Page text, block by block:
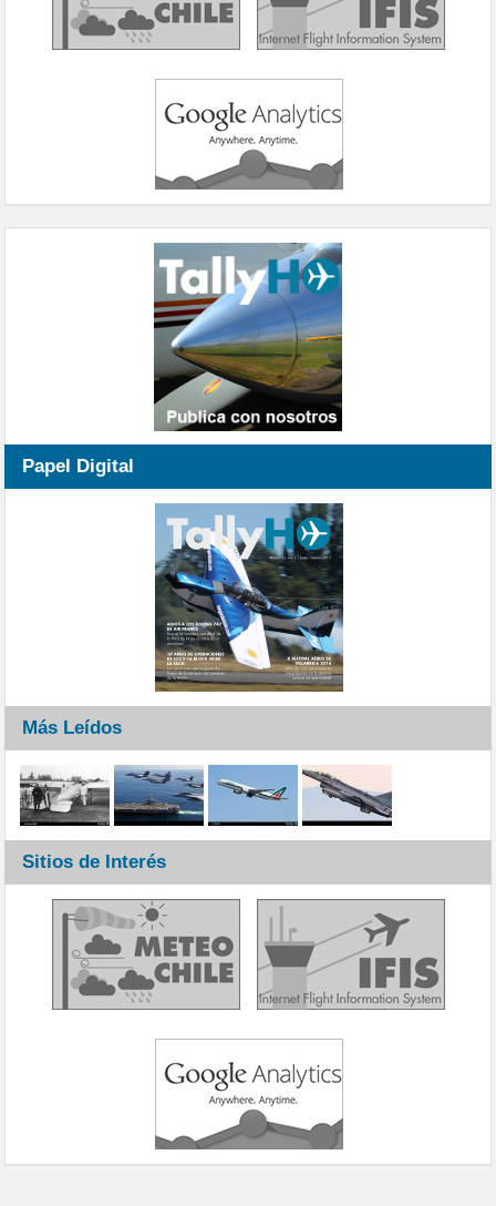
Papel Digital
Más Leídos
Sitios de Interés